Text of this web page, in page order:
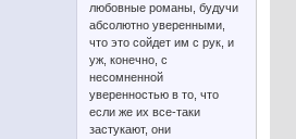
любовные романы, будучи
абсолютно уверенными,
что это сойдет им с рук, и
уж, конечно, с
несомненной
уверенностью в то, что
если же их все-таки
застукают, они